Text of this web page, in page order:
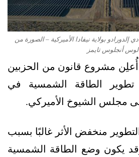
بولاية نيفادا الأميركية – الصورة من
لوس أنجلوس تايمز
مايو/أيار 2023، أُعلِن مشروع قانون من الحزبين
الطاقة الشمسية في
مجلس الشيوخ الأميركي.
منخفض الأثر غالبًا بسبب
وقد يكون وضع الطاقة الشمسية